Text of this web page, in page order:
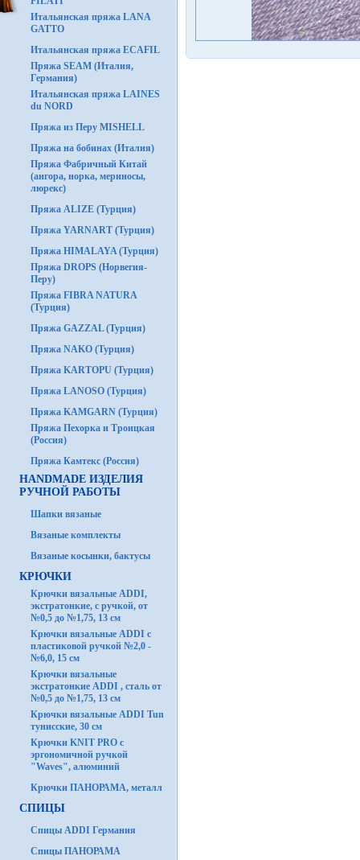
Итальянская пряжа LANA
GATTO
Итальянская пряжа ECAFIL
Пряжа SEAM (Италия,
Германия)
Итальянская пряжа LAINES
du NORD
Пряжа из Перу MISHELL
Пряжа на бобинах (Италия)
Пряжа Фабричный Китай
(ангора, норка, мериносы,
люрекс)
Пряжа ALIZE (Турция)
Пряжа YARNART (Турция)
Пряжа HIMALAYA (Турция)
Пряжа DROPS (Норвегия-
Перу)
Пряжа FIBRA NATURA
(Турция)
Пряжа GAZZAL (Турция)
Пряжа NAKO (Турция)
Пряжа KARTOPU (Турция)
Пряжа LANOSO (Турция)
Пряжа KAMGARN (Турция)
Пряжа Пехорка и Троицкая
(Россия)
Пряжа Камтекс (Россия)
HANDMADE ИЗДЕЛИЯ
РУЧНОЙ РАБОТЫ
Шапки вязаные
Вязаные комплекты
Вязаные косынки, бактусы
КРЮЧКИ
Крючки вязальные ADDI,
экстратонкие, с ручкой, от
№0,5 до №1,75, 13 см
Крючки вязальные ADDI с
пластиковой ручкой №2,0 -
№6,0, 15 см
Крючки вязальные
экстратонкие ADDI , сталь от
№0,5 до №1,75, 13 см
Крючки вязальные ADDI Tun
тунисские, 30 см
Крючки KNIT PRO с
эргономичной ручкой
"Waves", алюминий
Крючки ПАНОРАМА, металл
СПИЦЫ
Спицы ADDI Германия
Спицы ПАНОРАМА